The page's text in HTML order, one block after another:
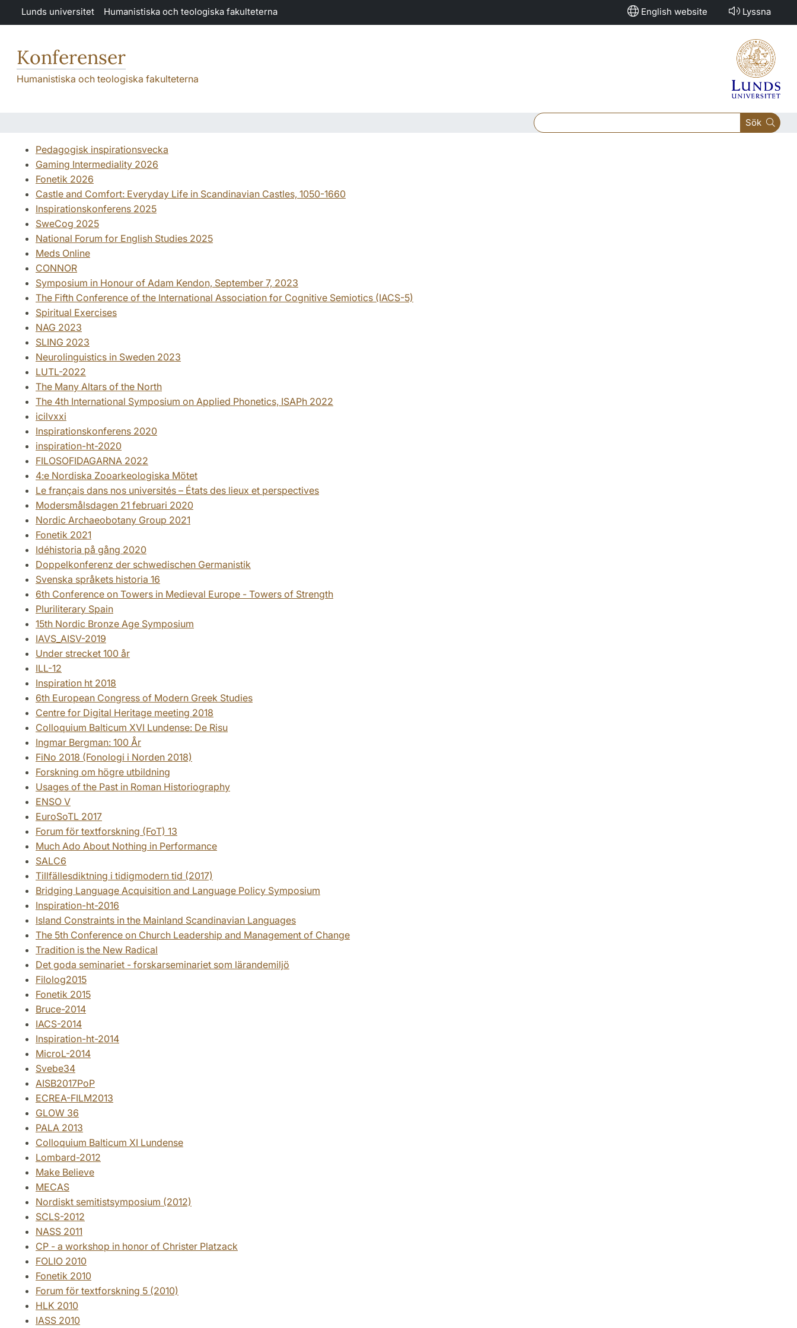
Hoppa till huvudinnehåll
Lunds universitet Humanistiska och teologiska fakulteterna English website Lyssna
Konferenser
Humanistiska och teologiska fakulteterna
Sök
Pedagogisk inspirationsvecka
Gaming Intermediality 2026
Fonetik 2026
Castle and Comfort: Everyday Life in Scandinavian Castles, 1050-1660
Inspirationskonferens 2025
SweCog 2025
National Forum for English Studies 2025
Meds Online
CONNOR
Symposium in Honour of Adam Kendon, September 7, 2023
The Fifth Conference of the International Association for Cognitive Semiotics (IACS-5)
Spiritual Exercises
NAG 2023
SLING 2023
Neurolinguistics in Sweden 2023
LUTL-2022
The Many Altars of the North
The 4th International Symposium on Applied Phonetics, ISAPh 2022
icilvxxi
Inspirationskonferens 2020
inspiration-ht-2020
FILOSOFIDAGARNA 2022
4:e Nordiska Zooarkeologiska Mötet
Le français dans nos universités – États des lieux et perspectives
Modersmålsdagen 21 februari 2020
Nordic Archaeobotany Group 2021
Fonetik 2021
Idéhistoria på gång 2020
Doppelkonferenz der schwedischen Germanistik
Svenska språkets historia 16
6th Conference on Towers in Medieval Europe - Towers of Strength
Pluriliterary Spain
15th Nordic Bronze Age Symposium
IAVS_AISV-2019
Under strecket 100 år
ILL-12
Inspiration ht 2018
6th European Congress of Modern Greek Studies
Centre for Digital Heritage meeting 2018
Colloquium Balticum XVI Lundense: De Risu
Ingmar Bergman: 100 År
FiNo 2018 (Fonologi i Norden 2018)
Forskning om högre utbildning
Usages of the Past in Roman Historiography
ENSO V
EuroSoTL 2017
Forum för textforskning (FoT) 13
Much Ado About Nothing in Performance
SALC6
Tillfällesdiktning i tidigmodern tid (2017)
Bridging Language Acquisition and Language Policy Symposium
Inspiration-ht-2016
Island Constraints in the Mainland Scandinavian Languages
The 5th Conference on Church Leadership and Management of Change
Tradition is the New Radical
Det goda seminariet - forskarseminariet som lärandemiljö
Filolog2015
Fonetik 2015
Bruce-2014
IACS-2014
Inspiration-ht-2014
MicroL-2014
Svebe34
AISB2017PoP
ECREA-FILM2013
GLOW 36
PALA 2013
Colloquium Balticum XI Lundense
Lombard-2012
Make Believe
MECAS
Nordiskt semitistsymposium (2012)
SCLS-2012
NASS 2011
CP - a workshop in honor of Christer Platzack
FOLIO 2010
Fonetik 2010
Forum för textforskning 5 (2010)
HLK 2010
IASS 2010